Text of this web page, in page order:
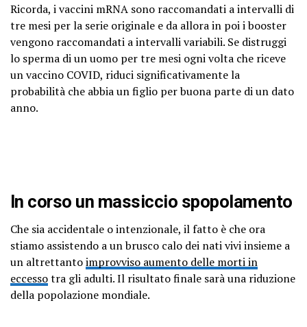
Ricorda, i vaccini mRNA sono raccomandati a intervalli di
tre mesi per la serie originale e da allora in poi i booster
vengono raccomandati a intervalli variabili. Se distruggi
lo sperma di un uomo per tre mesi ogni volta che riceve
un vaccino COVID, riduci significativamente la
probabilità che abbia un figlio per buona parte di un dato
anno.
In corso un massiccio spopolamento
Che sia accidentale o intenzionale, il fatto è che ora
stiamo assistendo a un brusco calo dei nati vivi insieme a
un altrettantoimprovviso aumento delle morti in
eccessotra gli adulti. Il risultato finale sarà una riduzione
della popolazione mondiale.